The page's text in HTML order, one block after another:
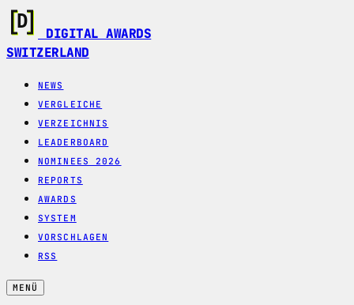
DIGITAL AWARDS
SWITZERLAND
NEWS
VERGLEICHE
VERZEICHNIS
LEADERBOARD
NOMINEES 2026
REPORTS
AWARDS
SYSTEM
VORSCHLAGEN
RSS
MENÜ